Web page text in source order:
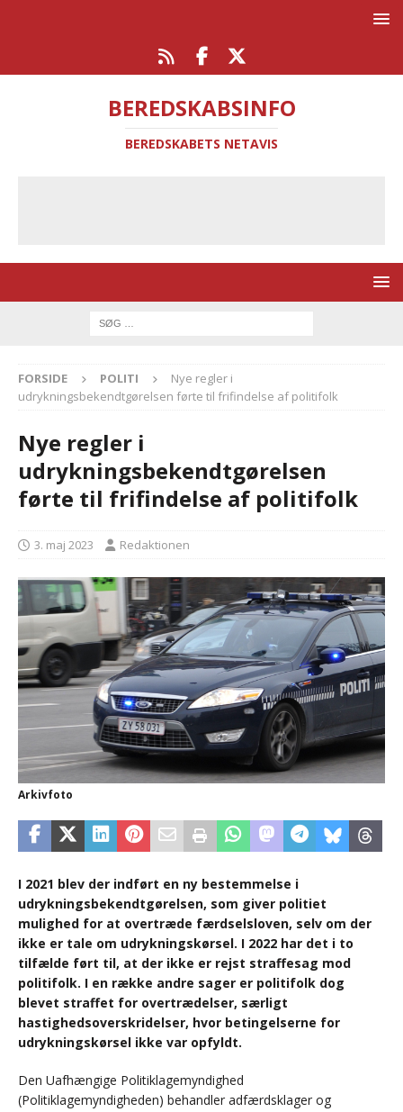
BEREDSKABSINFO
BEREDSKABETS NETAVIS
FORSIDE POLITI
Nye regler i
udrykningsbekendtgørelsen førte til frifindelse af politifolk
Nye regler i
udrykningsbekendtgørelsen
førte til frifindelse af politifolk
3. maj 2023 Redaktionen
Arkivfoto
I 2021 blev der indført en ny bestemmelse i
udrykningsbekendtgørelsen, som giver politiet
mulighed for at overtræde færdselsloven, selv om der
ikke er tale om udrykningskørsel. I 2022 har det i to
tilfælde ført til, at der ikke er rejst straffesag mod
politifolk. I en række andre sager er politifolk dog
blevet straffet for overtrædelser, særligt
hastighedsoverskridelser, hvor betingelserne for
udrykningskørsel ikke var opfyldt.
Den Uafhængige Politiklagemyndighed
(Politiklagemyndigheden) behandler adfærdsklager og